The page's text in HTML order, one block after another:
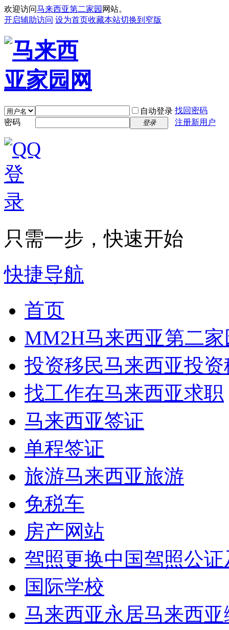
欢迎访问马来西亚第二家园 网站。
开启辅助访问 设为首页收藏本站切换到窄版
自动登录 找回密码
密码
登录 注册新用户
只需一步，快速开始
快捷导航
首页
MM2H马来西亚第二家
投资移民马来西亚投资
找工作在马来西亚求职
马来西亚签证
单程签证
旅游马来西亚旅游
免税车
房产网站
驾照更换中国驾照公
国际学校
马来西亚永居马来西